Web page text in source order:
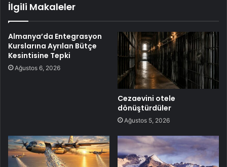
İlgili Makaleler
Almanya’da Entegrasyon
Kurslarına Ayrılan Bütçe
Kesintisine Tepki
Ağustos 6, 2026
Cezaevini otele
dönüştürdüler
Ağustos 5, 2026